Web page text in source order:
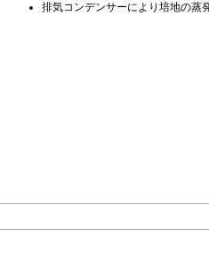
排気コンデンサーにより培地の蒸